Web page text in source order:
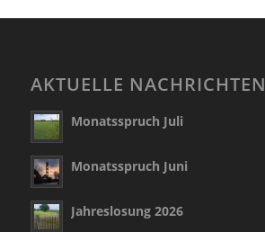
AKTUELLE NACHRICHTEN
Monatsspruch Juli
Monatsspruch Juni
Jahreslosung 2026